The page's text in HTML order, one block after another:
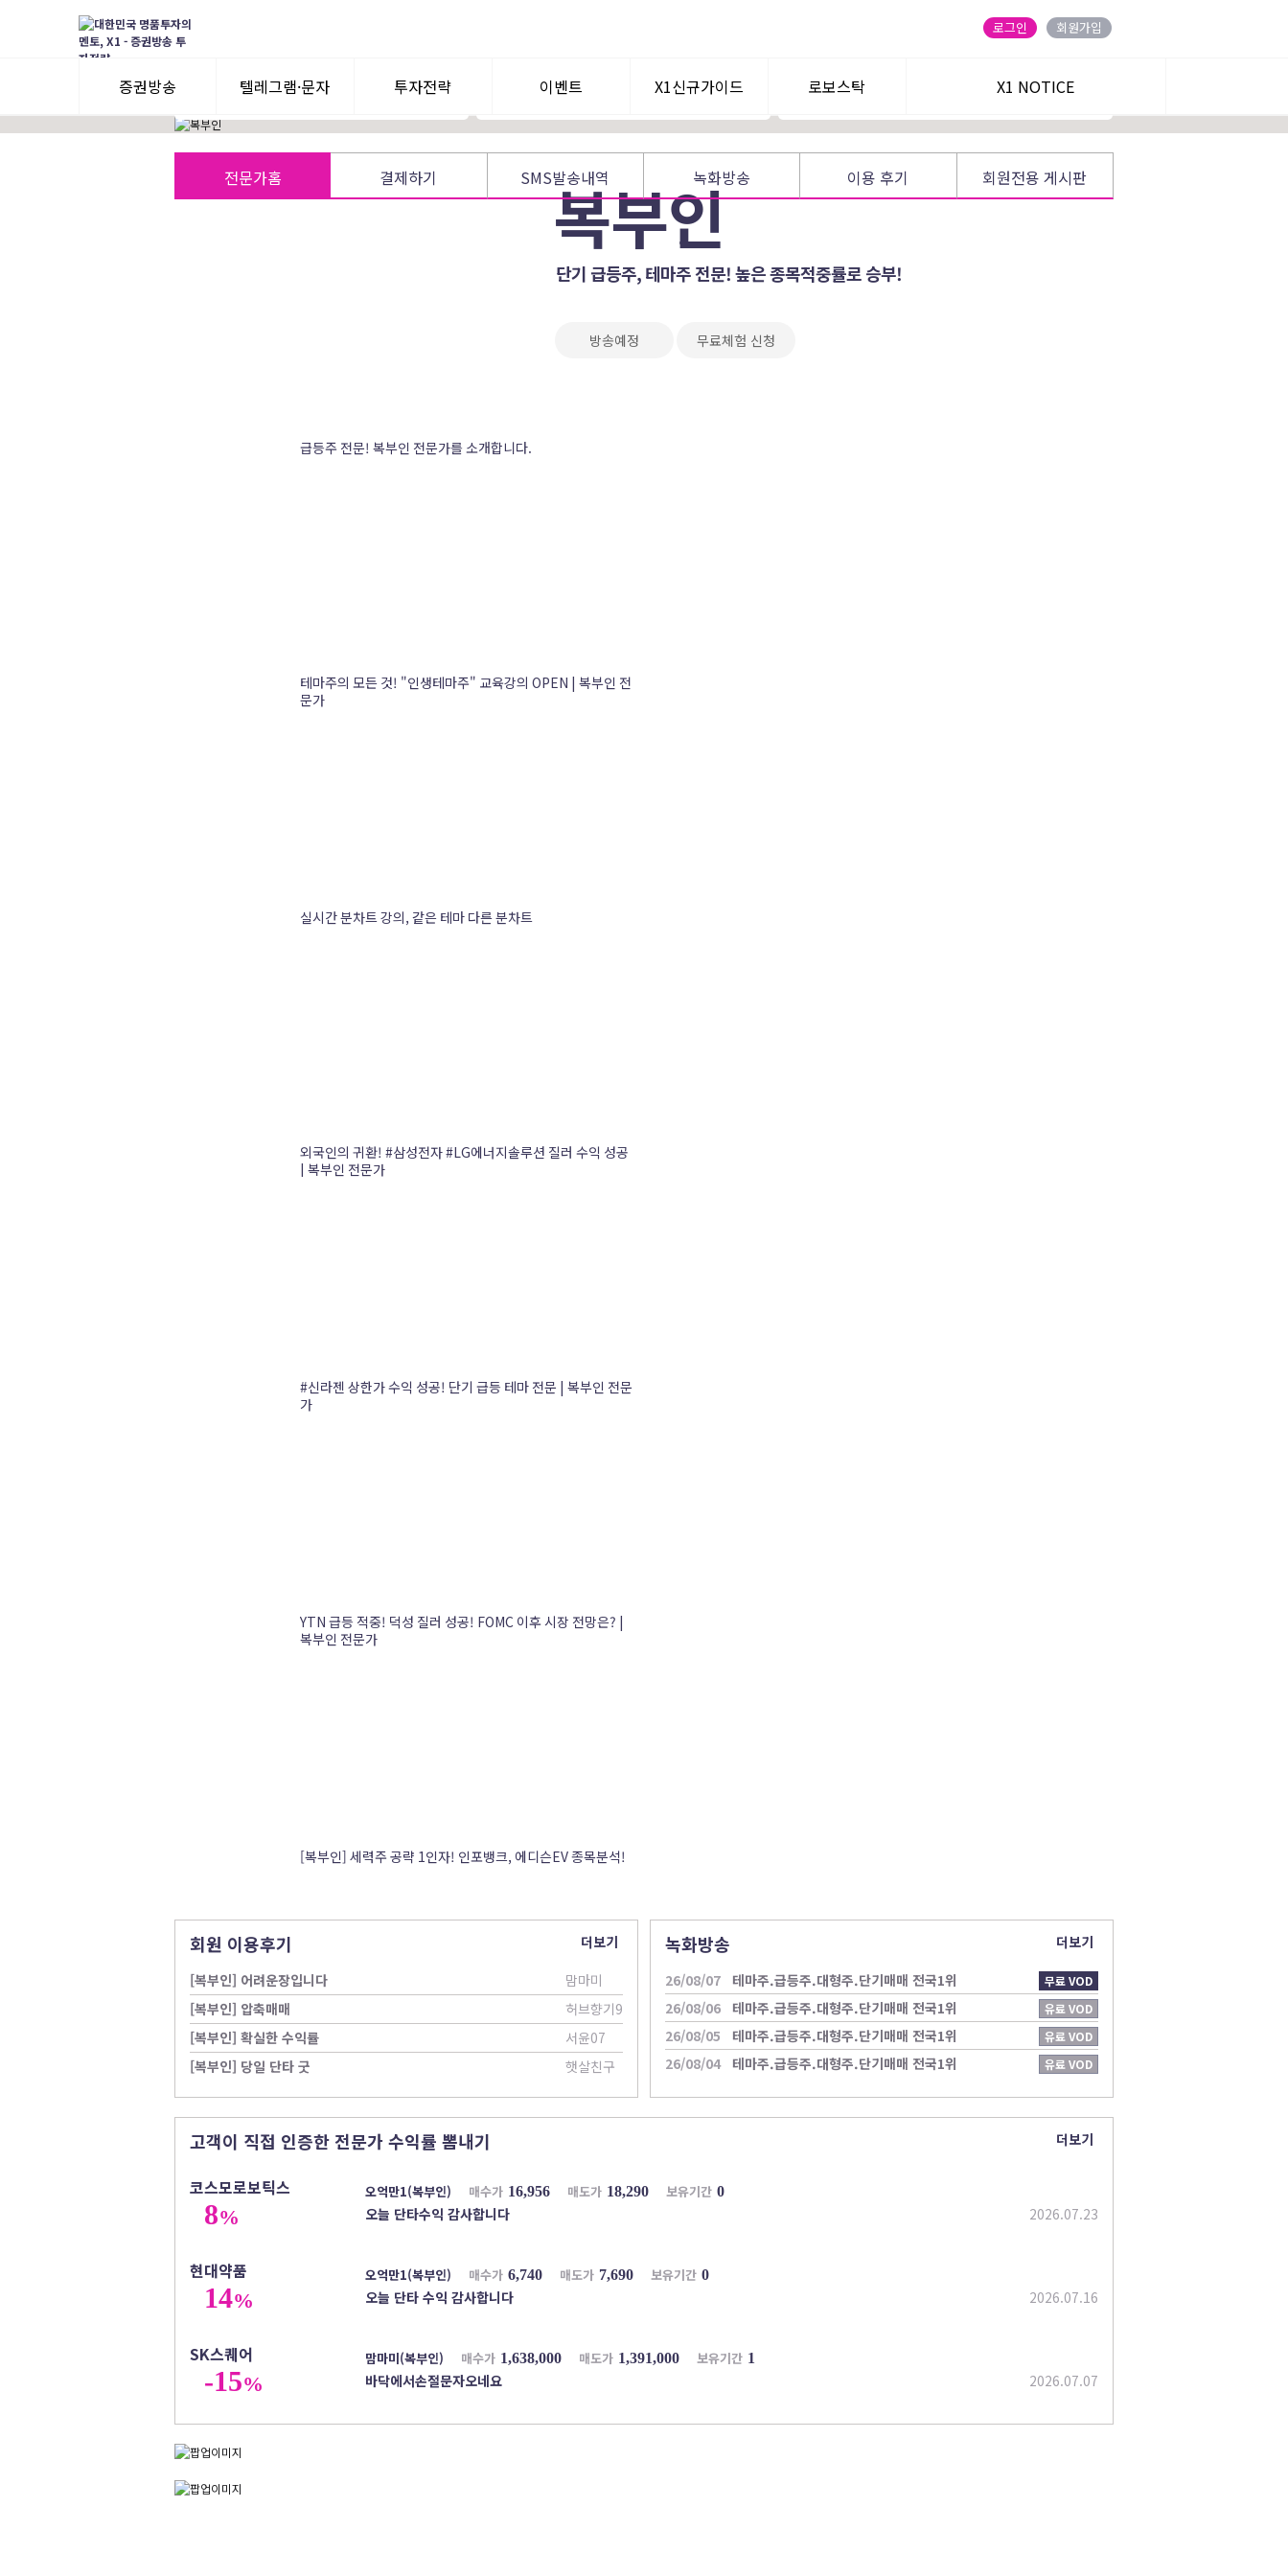
로그인 회원가입
증권방송
수익률뽐내기
텔레그램·문자
3일 무료체험
투자전략 이벤트 X1신규가이드
신규가입혜택
멘토찾기
로보스탁 X1 NOTICE
복부인
단기 급등주, 테마주 전문! 높은 종목적중률로 승부!
방송예정 무료체험 신청
→99만원 + 무료 30일
정회원 가입하기
전문가홈 결제하기 SMS발송내역 녹화방송 이용 후기 회원전용 게시판
급등주 전문! 복부인 전문가를 소개합니다.
테마주의 모든 것! "인생테마주" 교육강의 OPEN | 복부인 전
문가
실시간 분차트 강의, 같은 테마 다른 분차트
외국인의 귀환! #삼성전자 #LG에너지솔루션 질러 수익 성공
| 복부인 전문가
#신라젠 상한가 수익 성공! 단기 급등 테마 전문 | 복부인 전문
가
YTN 급등 적중! 덕성 질러 성공! FOMC 이후 시장 전망은? |
복부인 전문가
[복부인] 세력주 공략 1인자! 인포뱅크, 에디슨EV 종목분석!
회원 이용후기
[복부인] 어려운장입니다
맘마미
[복부인] 압축매매
허브향기9
[복부인] 확실한 수익률
서윤07
[복부인] 당일 단타 굿
햇살친구
더보기 녹화방송
26/08/07 테마주.급등주.대형주.단기매매 전국1위 무료 VOD
26/08/06 테마주.급등주.대형주.단기매매 전국1위 유료 VOD
26/08/05 테마주.급등주.대형주.단기매매 전국1위 유료 VOD
26/08/04 테마주.급등주.대형주.단기매매 전국1위 유료 VOD
더보기
고객이 직접 인증한 전문가 수익률 뽐내기
코스모로보틱스
8%
오억만1(복부인) 매수가 16,956 매도가 18,290 보유기간 0
오늘 단타수익 감사합니다 2026.07.23
현대약품
14%
오억만1(복부인) 매수가 6,740 매도가 7,690 보유기간 0
오늘 단타 수익 감사합니다 2026.07.16
SK스퀘어
-15%
맘마미(복부인) 매수가 1,638,000 매도가 1,391,000 보유기간 1
바닥에서손절문자오네요 2026.07.07
더보기